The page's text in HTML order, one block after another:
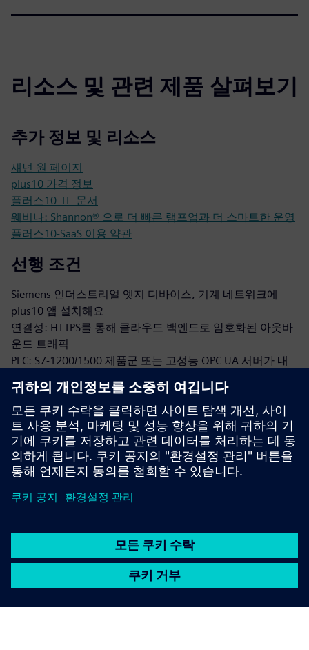
리소스 및 관련 제품 살펴보기
추가 정보 및 리소스
섀넌 원 페이지
plus10 가격 정보
플러스10_IT_문서
웨비나: Shannon® 으로 더 빠른 램프업과 더 스마트한 운영
플러스10-SaaS 이용 약관
선행 조건
Siemens 인더스트리얼 엣지 디바이스, 기계 네트워크에
plus10 앱 설치해요
연결성: HTTPS를 통해 클라우드 백엔드로 암호화된 아웃바
운드 트래픽
PLC: S7-1200/1500 제품군 또는 고성능 OPC UA 서버가 내
TIA V19 이상이에요
TIA PLC HMI 이벤트 발생에 사용되는 알람
다른 경우에는 plus10 기술 지원을 통한 설명이 필요해요.
interested@plus10.de